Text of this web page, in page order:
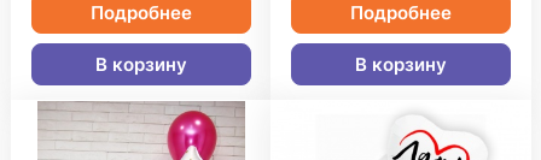
Подробнее
В корзину
Подробнее
В корзину